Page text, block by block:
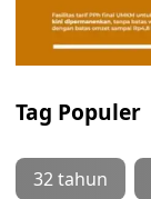
Tag Populer
32 tahun